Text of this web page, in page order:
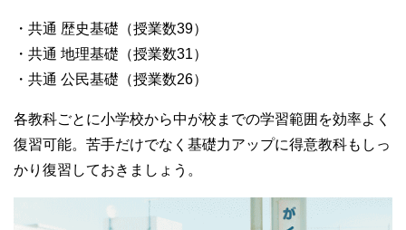
・共通 歴史基礎（授業数39）
・共通 地理基礎（授業数31）
・共通 公民基礎（授業数26）
各教科ごとに小学校から中が校までの学習範囲を効率よく
復習可能。苦手だけでなく基礎力アップに得意教科もしっ
かり復習しておきましょう。